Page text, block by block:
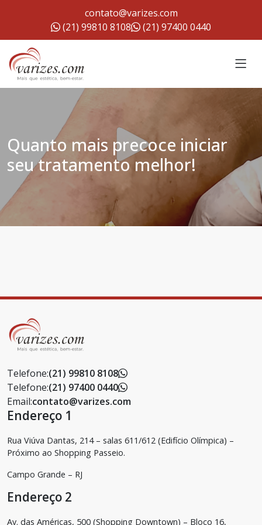
contato@varizes.com
(21) 99810 8108
(21) 97400 0440
Quanto mais precoce iniciar
seu tratamento melhor!
Telefone:(21) 99810 8108
Telefone:(21) 97400 0440
Email:contato@varizes.com
Endereço 1
Rua Viúva Dantas, 214 – salas 611/612 (Edifício Olímpica) –
Próximo ao Shopping Passeio.
Campo Grande – RJ
Endereço 2
Av. das Américas, 500 (Shopping Downtown) – Bloco 16,